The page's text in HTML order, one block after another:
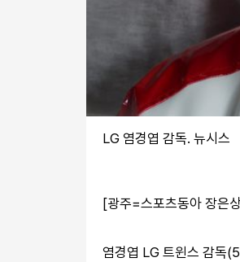
LG 염경엽 감독. 뉴시스
[광주=스포츠동아 장은
염경엽 LG 트윈스 감독